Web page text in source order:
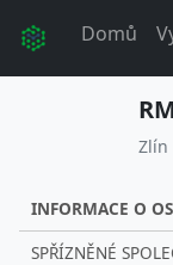
Domů
Zlín
INFORMACE O
SPŘÍZNĚNÉ